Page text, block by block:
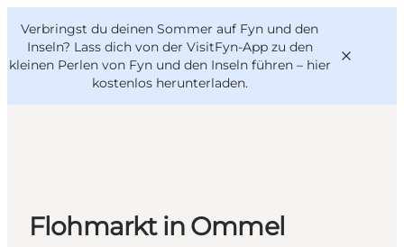
Verbringst du deinen Sommer auf Fyn und den
Inseln? Lass dich von der VisitFyn-App zu den
kleinen Perlen von Fyn und den Inseln führen – hier
kostenlos herunterladen.
Outdoor & bike
VisitFyn
Deutsch
Flohmarkt in Ommel